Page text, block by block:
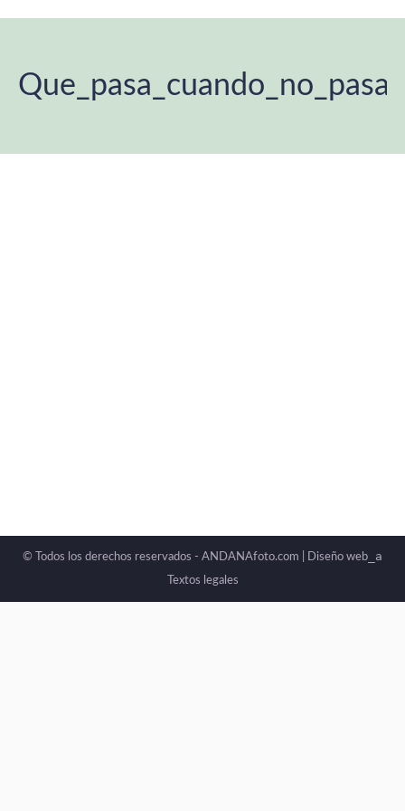
© Todos los derechos reservados - ANDANAfoto.com | Diseño web _a
Textos legales